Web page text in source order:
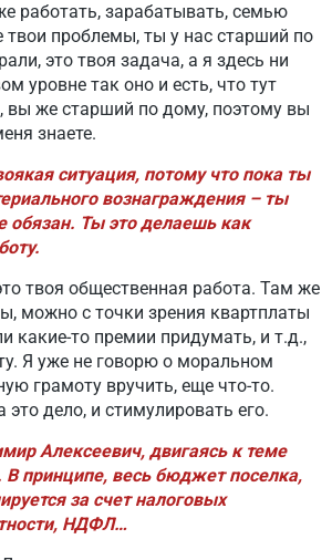
работать, зарабатывать, семью
твои проблемы, ты у нас старший по
это твоя задача, а я здесь ни
уровне так оно и есть, что тут
вы же старший по дому, поэтому вы
знаете.
ситуация, потому что пока ты
вознаграждения – ты
обязан. Ты это делаешь как
твоя общественная работа. Там же
можно с точки зрения квартплаты
какие-то премии придумать, и т.д.,
Я уже не говорю о моральном
грамоту вручить, еще что-то.
это дело, и стимулировать его.
Алексеевич, двигаясь к теме
В принципе, весь бюджет поселка,
за счет налоговых
НДФЛ…